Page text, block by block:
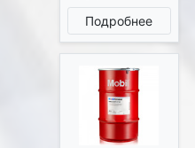
Подробнее